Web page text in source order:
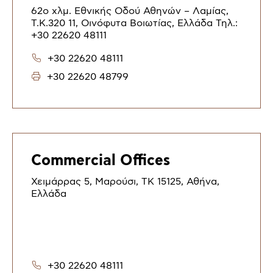
62ο χλμ. Εθνικής Οδού Αθηνών – Λαμίας,
Τ.Κ.320 11, Οινόφυτα Βοιωτίας, Ελλάδα Τηλ.:
+30 22620 48111
+30 22620 48111
+30 22620 48799
Commercial Offices
Χειμάρρας 5, Μαρούσι, ΤΚ 15125, Αθήνα,
Ελλάδα
+30 22620 48111